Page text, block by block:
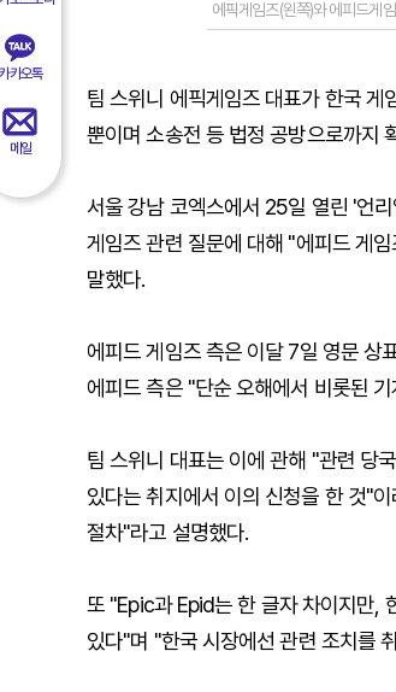
카오톡
메일
에픽게임즈(왼쪽)와 에피드게
팀 스위니 에픽게임즈 대표가 한국
뿐이며 소송전 등 법정 공방으로까지
서울 강남 코엑스에서 25일 열린 '언
게임즈 관련 질문에 대해 "에피드 게
말했다.
에피드 게임즈 측은 이달 7일 영문 상
에피드 측은 "단순 오해에서 비롯된
팀 스위니 대표는 이에 관해 "관련 당
있다는 취지에서 이의 신청을 한 것"
절차"라고 설명했다.
또 "Epic과 Epid는 한 글자 차이지만,
있다"며 "한국 시장에선 관련 조치를